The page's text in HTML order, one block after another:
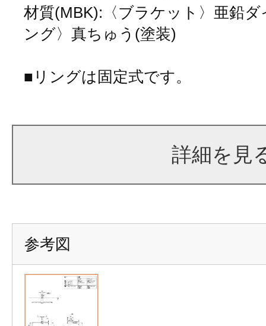
材質(MBK):〈ブラケット〉亜鉛
ング〉真ちゅう(塗装)
■リングは固定式です。
詳細を見
参考図